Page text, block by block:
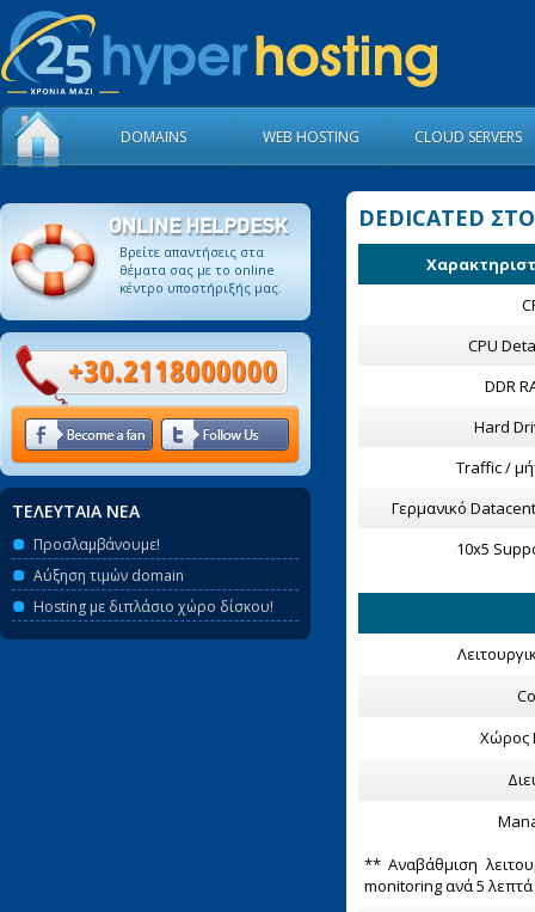
DOMAINS WEB HOSTING CLOUD SERVERS
DEDICATED
CPU
DDR
Hard
Traffic /
Γερμανικό
10x5
Χώρος
** Αναβάθμιση
monitoring ανά 5
Βρείτε απαντήσεις στα
θέματα σας με το οnline
κέντρο υποστήριξής μας.
ΤΕΛΕΥΤΑΙΑ ΝΕΑ
Προσλαμβάνουμε!
Αύξηση τιμών domain
Hosting με διπλάσιο χώρο δίσκου!